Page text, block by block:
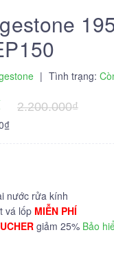
| Tình trạng:
2.200.000₫
nước rửa kính
vá lốp MIỄN PHÍ
giảm 25% Bảo